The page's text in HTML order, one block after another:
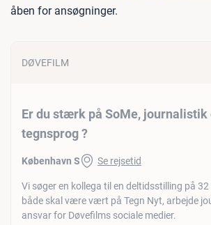
åben for ansøgninger.
DØVEFILM
Er du stærk på SoMe, journalistik
tegnsprog ?
København S Se rejsetid
Vi søger en kollega til en deltidsstilling på
både skal være vært på Tegn Nyt, arbejde
ansvar for Døvefilms sociale medier.